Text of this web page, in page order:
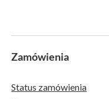
Zamówienia
Status zamówienia